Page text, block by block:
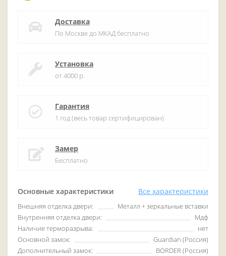
Основные характеристики Все характеристики
Внешняя отделка двери:
Металл + зеркальные вставки
Внутренняя отделка двери:
Мдф
Наличие терморазрыва:
нет
Основной замок:
Guardian (Россия)
Дополнительный замок:
BORDER (Россия)
Доставка
По Москве до МКАД бесплатно
Установка
от 4000 р.
Гарантия
1 год (весь товар сертифицирован)
Замер
Бесплатно